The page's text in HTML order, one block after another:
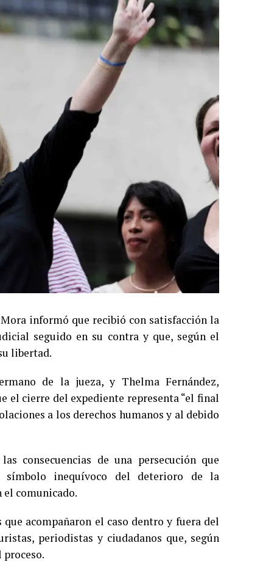
informó que recibió con satisfacción la
seguido en su contra y que, según el
libertad.
de la jueza, y Thelma Fernández,
el cierre del expediente representa “el final
a los derechos humanos y al debido
consecuencias de una persecución que
inequívoco del deterioro de la
el comunicado.
acompañaron el caso dentro y fuera del
periodistas y ciudadanos que, según